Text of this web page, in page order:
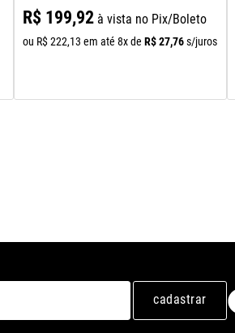
R$ 199,92 à vista no Pix/Boleto
ou R$222,13 em até 8x de R$27,76s/juros
cadastrar